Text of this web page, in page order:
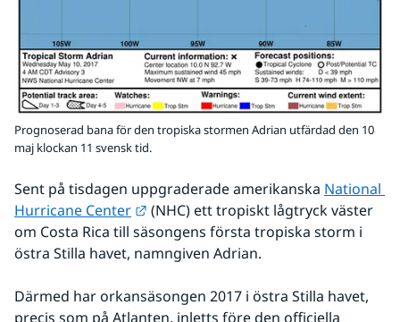
Prognoserad bana för den tropiska stormen Adrian utfärdad den 10
maj klockan 11 svensk tid.
Sent på tisdagen uppgraderade amerikanska National
Hurricane Center
Länk till annan webbplats.
(NHC) ett tropiskt lågtryck väster
om Costa Rica till säsongens första tropiska storm i
östra Stilla havet, namngiven Adrian.
Därmed har orkansäsongen 2017 i östra Stilla havet,
precis som på Atlanten, inletts före den officiella